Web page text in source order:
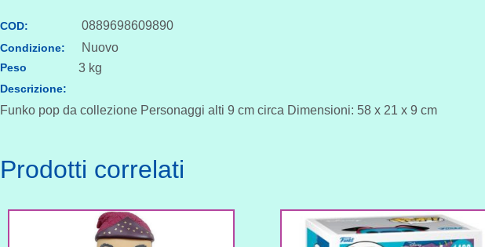
COD: 0889698609890
Condizione: Nuovo
Peso 3 kg
Descrizione:
Funko pop da collezione Personaggi alti 9 cm circa Dimensioni: 58 x 21 x 9 cm
Prodotti correlati